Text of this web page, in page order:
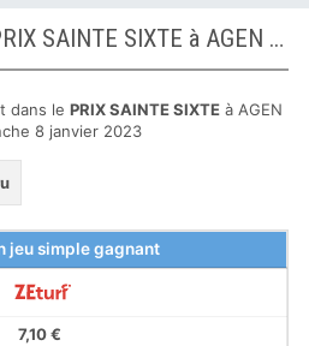
Arrivée définitive du PRIX SAINTE SIXTE à AGEN LE PASSAGE
dans le PRIX SAINTE SIXTE à AGEN
8 janvier 2023
jeu simple gagnant
7,10 €